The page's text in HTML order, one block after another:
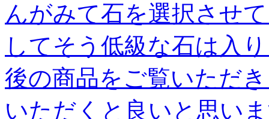
んがみて石を選択させ
してそう低級な石は入
後の商品をご覧いただ
いただくと良いと思い